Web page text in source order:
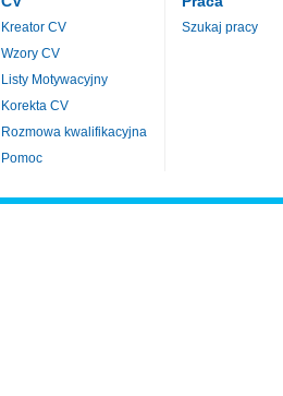
Kreator CV
Wzory CV
Listy Motywacyjny
Korekta CV
Rozmowa kwalifikacyjna
Pomoc
Szukaj pracy